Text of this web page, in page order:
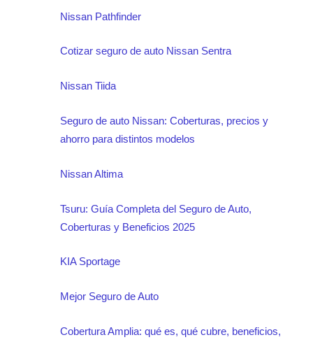
Nissan Pathfinder
Cotizar seguro de auto Nissan Sentra
Nissan Tiida
Seguro de auto Nissan: Coberturas, precios y
ahorro para distintos modelos
Nissan Altima
Tsuru: Guía Completa del Seguro de Auto,
Coberturas y Beneficios 2025
KIA Sportage
Mejor Seguro de Auto
Cobertura Amplia: qué es, qué cubre, beneficios,